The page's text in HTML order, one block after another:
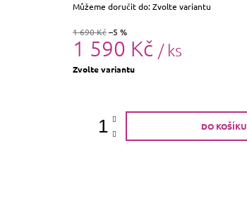
Můžeme doručit do:Zvolte variantu
1 690 Kč–5 %
1 590 Kč / ks
Měrná
Zvolte variantu
DO KOŠÍKU